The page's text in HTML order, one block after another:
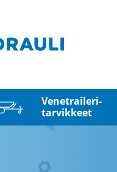
Venetraileri­
tarvikkeet